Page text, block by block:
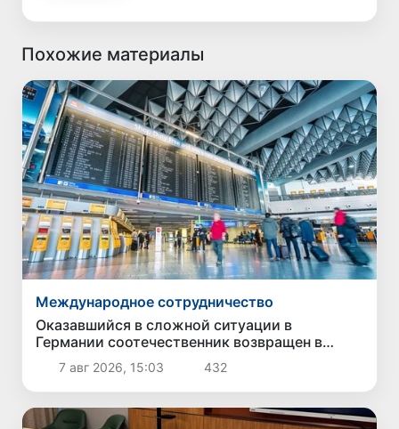
Похожие материалы
Международное сотрудничество
Оказавшийся в сложной ситуации в
Германии соотечественник возвращен в
Узбекистан
7 авг 2026, 15:03 432